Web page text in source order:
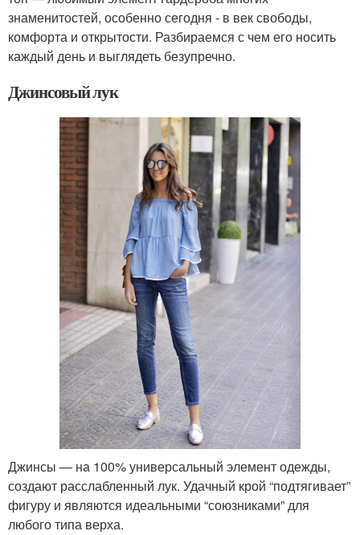
знаменитостей, особенно сегодня - в век свободы,
комфорта и открытости. Разбираемся с чем его носить
каждый день и выглядеть безупречно.
Джинсовый лук
Джинсы — на 100% универсальный элемент одежды,
создают расслабленный лук. Удачный крой “подтягивает”
фигуру и являются идеальными “союзниками” для
любого типа верха.